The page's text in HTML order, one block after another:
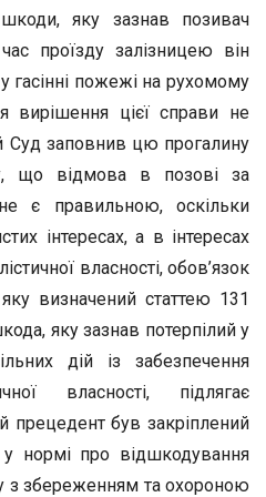
яку зазнав позивач
проїзду залізницею він
гасінні пожежі на рухомому
вирішення цієї справи не
Суд заповнив цю прогалину
що відмова в позові за
є правильною, оскільки
інтересах, а в інтересах
власності, обов’язок
визначений статтею 131
яку зазнав потерпілий у
дій із забезпечення
власності, підлягає
був закріплений
нормі про відшкодування
з збереженням та охороною